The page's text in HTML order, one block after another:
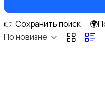
👉 Сохранить поиск
По новизне